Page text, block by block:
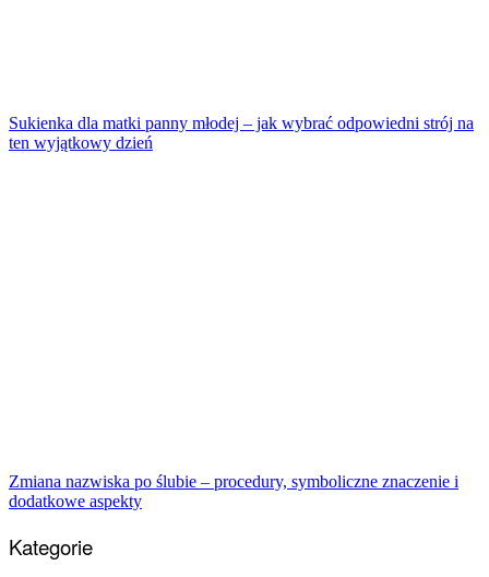
Sukienka dla matki panny młodej – jak wybrać odpowiedni strój na
ten wyjątkowy dzień
Zmiana nazwiska po ślubie – procedury, symboliczne znaczenie i
dodatkowe aspekty
Kategorie